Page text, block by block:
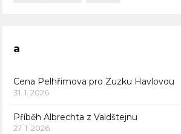
a
Cena Pelhřimova pro Zuzku Havlovou
31. 1. 2026
Příběh Albrechta z Valdštejnu
27. 1. 2026